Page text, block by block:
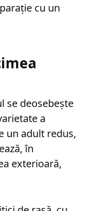
cu un
se deosebește
a
un adult redus,
în
exterioară,